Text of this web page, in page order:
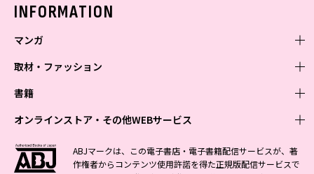
INFORMATION
マンガ
少年マンガ
Vジャンプ
最強ジャンプ
少年ジャンプ+
青年マンガ
ZEBRACK
少女マンガ
ZEBRACK
女性マンガ
ジャンプTOON
取材・ファッション
ファッション・美容
BAILA
芸能・情報・スポーツ
週プレNEWS
書籍
文芸・文庫・総合
小説すばる
学芸・ノンフィクション・新書
1日5分で、明日は変わる よみタイ yomitai
オンラインストア・その他WEBサービス
オンラインストア
OTO
ABJマークは、この電子書店・電子書籍配信サービスが、著
作権者からコンテンツ使用許諾を得た正規版配信サービスで